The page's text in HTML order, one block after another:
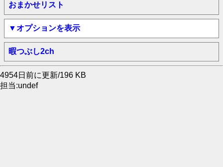
おまかせリスト
▼オプションを表示
暇つぶし2ch
4954日前に更新/196 KB
担当:undef